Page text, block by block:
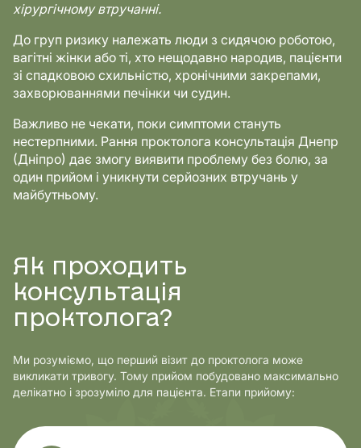
хірургічному втручанні.
До груп ризику належать люди з сидячою роботою,
вагітні жінки або ті, хто нещодавно народив, пацієнти
зі спадковою схильністю, хронічними закрепами,
захворюваннями печінки чи судин.
Важливо не чекати, поки симптоми стануть
нестерпними. Рання проктолога консультація Днепр
(Дніпро) дає змогу виявити проблему без болю, за
один прийом і уникнути серйозних втручань у
майбутньому.
Як проходить
консультація
проктолога?
Ми розуміємо, що перший візит до проктолога може
викликати тривогу. Тому прийом побудовано максимально
делікатно і зрозуміло для пацієнта. Етапи прийому: